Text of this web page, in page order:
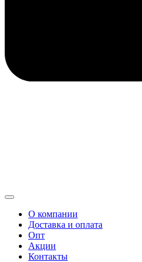
О компании
Доставка и оплата
Опт
Акции
Контакты